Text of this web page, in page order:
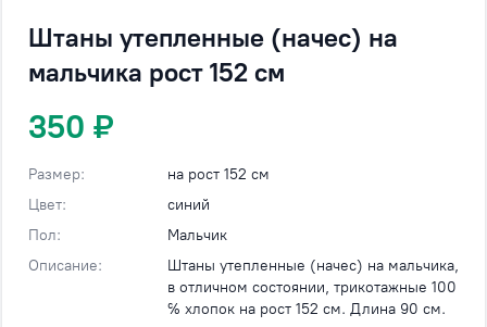
Штаны утепленные (начес) на
мальчика рост 152 см
350 ₽
Размер:
на рост 152 см
Цвет:
синий
Пол:
Мальчик
Описание:
Штаны утепленные (начес) на мальчика,
в отличном состоянии, трикотажные 100
℅ хлопок на рост 152 см. Длина 90 см.